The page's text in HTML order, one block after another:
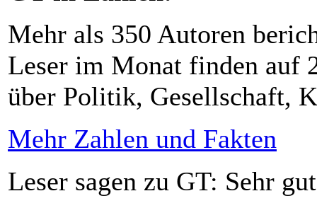
Mehr als 350 Autoren
Leser im Monat finden auf
über Politik, Gesellschaft,
Mehr Zahlen und Fakten
Leser sagen zu GT: Sehr